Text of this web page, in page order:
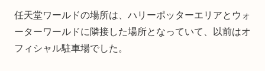
任天堂ワールドの場所は、ハリーポッターエリアとウォ
ーターワールドに隣接した場所となっていて、以前はオ
フィシャル駐車場でした。